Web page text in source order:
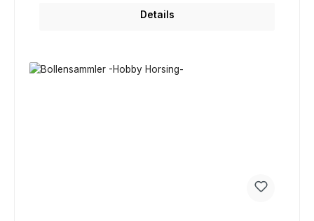
Details